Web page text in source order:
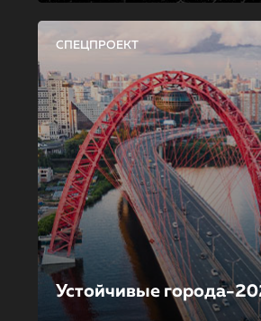
СПЕЦПРОЕКТ
Устойчивые города-